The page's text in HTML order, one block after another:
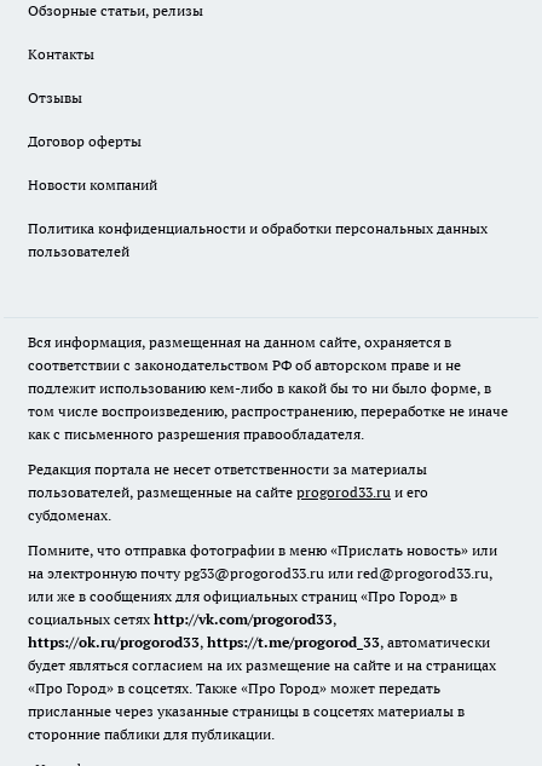
Обзорные статьи, релизы
Контакты
Отзывы
Договор оферты
Новости компаний
Политика конфиденциальности и обработки персональных данных
пользователей
Вся информация, размещенная на данном сайте, охраняется в
соответствии с законодательством РФ об авторском праве и не
подлежит использованию кем-либо в какой бы то ни было форме, в
том числе воспроизведению, распространению, переработке не иначе
как с письменного разрешения правообладателя.
Редакция портала не несет ответственности за материалы
пользователей, размещенные на сайте progorod33.ru и его
субдоменах.
Помните, что отправка фотографии в меню «Прислать новость» или
на электронную почту pg33@progorod33.ru или red@progorod33.ru,
или же в сообщениях для официальных страниц «Про Город» в
социальных сетях http://vk.com/progorod33,
https://ok.ru/progorod33, https://t.me/progorod_33, автоматически
будет являться согласием на их размещение на сайте и на страницах
«Про Город» в соцсетях. Также «Про Город» может передать
присланные через указанные страницы в соцсетях материалы в
сторонние паблики для публикации.